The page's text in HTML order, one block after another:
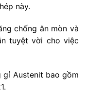
này.
chống ăn mòn và
tuyệt vời cho việc
gỉ Austenit bao gồm